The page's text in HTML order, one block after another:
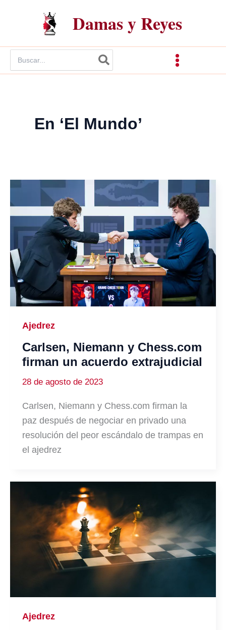
Damas y Reyes
por:
En ‘El Mundo’
Ajedrez
Carlsen, Niemann y Chess.com
firman un acuerdo extrajudicial
28 de agosto de 2023
Carlsen, Niemann y Chess.com firman la
paz después de negociar en privado una
resolución del peor escándalo de trampas en
el ajedrez
Ajedrez